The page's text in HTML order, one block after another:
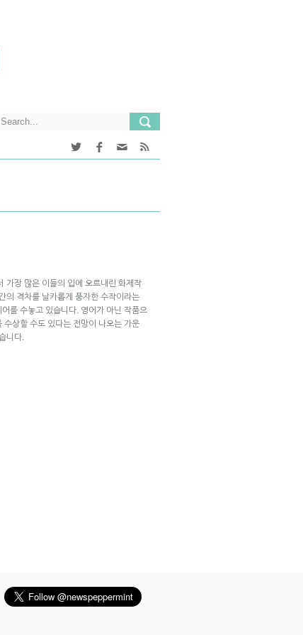
가장 많은 이들의 입에 오르내린 화제작
의 격차를 날카롭게 풍자한 수작이라는
를 수놓고 있습니다. 영어가 아닌 작품으
상할 수도 있다는 전망이 나오는 가운
니다.